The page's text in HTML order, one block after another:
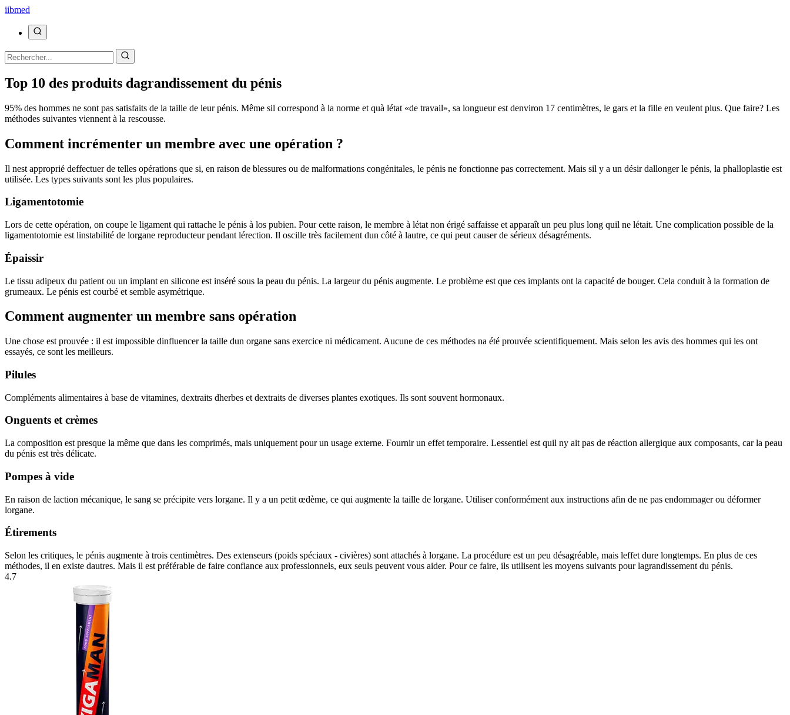
iibmed
Top 10 des produits dagrandissement du pénis
95% des hommes ne sont pas satisfaits de la taille de leur pénis. Même sil correspond à la norme et quà létat «de travail», sa longueur est denviron 17 centimètres, le gars et la fille en veulent plus. Que faire? Les
méthodes suivantes viennent à la rescousse.
Comment incrémenter un membre avec une opération ?
Il nest approprié deffectuer de telles opérations que si, en raison de blessures ou de malformations congénitales, le pénis ne fonctionne pas correctement. Mais sil y a un désir dallonger le pénis, la phalloplastie est
utilisée. Les types suivants sont les plus populaires.
Ligamentotomie
Lors de cette opération, on coupe le ligament qui rattache le pénis à los pubien. Pour cette raison, le membre à létat non érigé saffaisse et apparaît un peu plus long quil ne létait. Une complication possible de la
ligamentotomie est linstabilité de lorgane reproducteur pendant lérection. Il oscille très facilement dun côté à lautre, ce qui peut causer de sérieux désagréments.
Épaissir
Le tissu adipeux du patient ou un implant en silicone est inséré sous la peau du pénis. La largeur du pénis augmente. Le problème est que ces implants ont la capacité de bouger. Cela conduit à la formation de
grumeaux. Le pénis est courbé et semble asymétrique.
Comment augmenter un membre sans opération
Une chose est prouvée : il est impossible dinfluencer la taille dun organe sans exercice ni médicament. Aucune de ces méthodes na été prouvée scientifiquement. Mais selon les avis des hommes qui les ont
essayés, ce sont les meilleurs.
Pilules
Compléments alimentaires à base de vitamines, dextraits dherbes et dextraits de diverses plantes exotiques. Ils sont souvent hormonaux.
Onguents et crèmes
La composition est presque la même que dans les comprimés, mais uniquement pour un usage externe. Fournir un effet temporaire. Lessentiel est quil ny ait pas de réaction allergique aux composants, car la peau
du pénis est très délicate.
Pompes à vide
En raison de laction mécanique, le sang se précipite vers lorgane. Il y a un petit œdème, ce qui augmente la taille de lorgane. Utiliser conformément aux instructions afin de ne pas endommager ou déformer
lorgane.
Étirements
Selon les critiques, le pénis augmente à trois centimètres. Des extenseurs (poids spéciaux - civières) sont attachés à lorgane. La procédure est un peu désagréable, mais leffet dure longtemps. En plus de ces
méthodes, il en existe dautres. Mais il est préférable de faire confiance aux professionnels, eux seuls peuvent vous aider. Pour ce faire, ils utilisent les moyens suivants pour lagrandissement du pénis.
4.7